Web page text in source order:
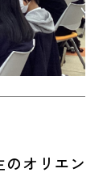
のオリエン